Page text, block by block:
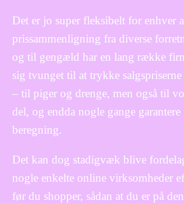
Det er jo super fleksibelt for enhver
prissammenligning fra diverse
og til gengæld har en lang række
sig tvunget til at trykke
– til piger og drenge, men også til
del, og endda nogle gange garantere
beregning.
Det kan dog stadigvæk blive
nogle enkelte online virksomheder
før du shopper, sådan at du er på